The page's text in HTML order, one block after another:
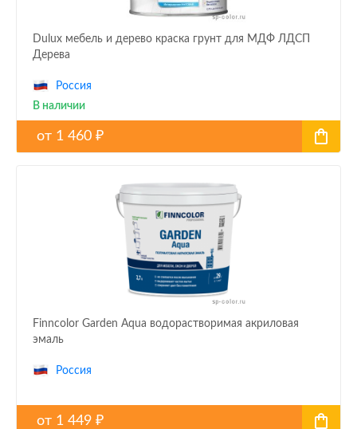
Dulux мебель и дерево краска грунт для МДФ ЛДСП
Дерева
Россия
В наличии
от 1 460 ₽
Finncolor Garden Aqua водорастворимая акриловая
эмаль
Россия
от 1 449 ₽